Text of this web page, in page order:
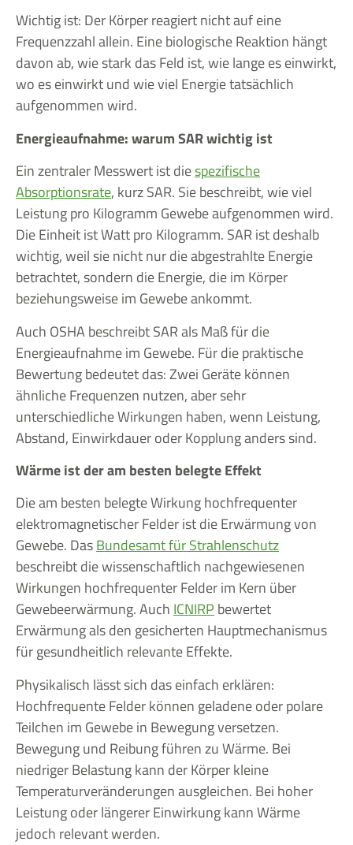
Wichtig ist: Der Körper reagiert nicht auf eine
Frequenzzahl allein. Eine biologische Reaktion hängt
davon ab, wie stark das Feld ist, wie lange es einwirkt,
wo es einwirkt und wie viel Energie tatsächlich
aufgenommen wird.
Energieaufnahme: warum SAR wichtig ist
Ein zentraler Messwert ist diespezifische
Absorptionsrate, kurz SAR. Sie beschreibt, wie viel
Leistung pro Kilogramm Gewebe aufgenommen wird.
Die Einheit ist Watt pro Kilogramm. SAR ist deshalb
wichtig, weil sie nicht nur die abgestrahlte Energie
betrachtet, sondern die Energie, die im Körper
beziehungsweise im Gewebe ankommt.
Auch OSHA beschreibt SAR als Maß für die
Energieaufnahme im Gewebe. Für die praktische
Bewertung bedeutet das: Zwei Geräte können
ähnliche Frequenzen nutzen, aber sehr
unterschiedliche Wirkungen haben, wenn Leistung,
Abstand, Einwirkdauer oder Kopplung anders sind.
Wärme ist der am besten belegte Effekt
Die am besten belegte Wirkung hochfrequenter
elektromagnetischer Felder ist die Erwärmung von
Gewebe. DasBundesamt für Strahlenschutz
beschreibt die wissenschaftlich nachgewiesenen
Wirkungen hochfrequenter Felder im Kern über
Gewebeerwärmung. AuchICNIRPbewertet
Erwärmung als den gesicherten Hauptmechanismus
für gesundheitlich relevante Effekte.
Physikalisch lässt sich das einfach erklären:
Hochfrequente Felder können geladene oder polare
Teilchen im Gewebe in Bewegung versetzen.
Bewegung und Reibung führen zu Wärme. Bei
niedriger Belastung kann der Körper kleine
Temperaturveränderungen ausgleichen. Bei hoher
Leistung oder längerer Einwirkung kann Wärme
jedoch relevant werden.